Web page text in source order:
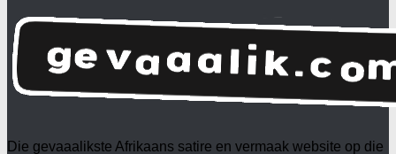
Die gevaaalikste Afrikaans satire en vermaak website op die